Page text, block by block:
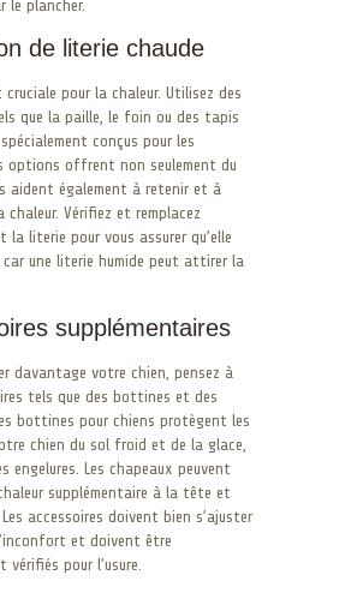
le plancher.
de literie chaude
pour la chaleur. Utilisez des
que la paille, le foin ou des tapis
conçus pour les
options offrent non seulement du
aident également à retenir et à
chaleur. Vérifiez et remplacez
la literie pour vous assurer qu’elle
car une literie humide peut attirer la
supplémentaires
davantage votre chien, pensez à
tels que des bottines et des
bottines pour chiens protègent les
chien du sol froid et de la glace,
engelures. Les chapeaux peuvent
supplémentaire à la tête et
accessoires doivent bien s’ajuster
et doivent être
vérifiés pour l’usure.